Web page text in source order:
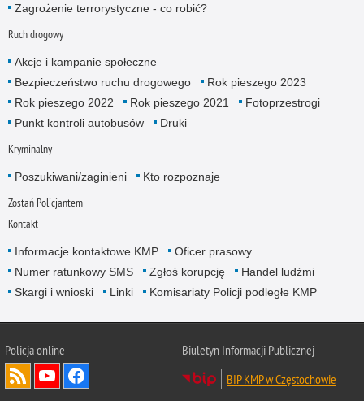
Zagrożenie terrorystyczne - co robić?
Ruch drogowy
Akcje i kampanie społeczne
Bezpieczeństwo ruchu drogowego
Rok pieszego 2023
Rok pieszego 2022
Rok pieszego 2021
Fotoprzestrogi
Punkt kontroli autobusów
Druki
Kryminalny
Poszukiwani/zaginieni Kto rozpoznaje
Zostań Policjantem
Kontakt
Informacje kontaktowe KMP
Oficer prasowy
Numer ratunkowy SMS
Zgłoś korupcję
Handel ludźmi
Skargi i wnioski
Linki Komisariaty Policji podległe KMP
Policja online
Biuletyn Informacji Publicznej
BIP KMP w Częstochowie